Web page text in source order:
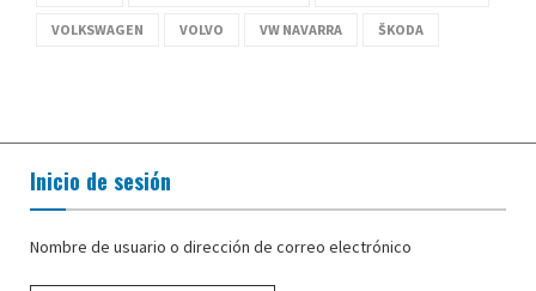
VOLKSWAGEN VOLVO VW NAVARRA ŠKODA
Inicio de sesión
Nombre de usuario o dirección de correo electrónico